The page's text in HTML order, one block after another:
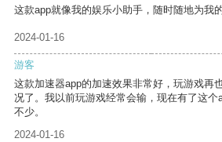
这款app就像我的娱乐小助手，随时随地为我
2024-01-16
游客
这款加速器app的加速效果非常好，玩游戏再
况了。我以前玩游戏经常会输，现在有了这个
不少。
2024-01-16